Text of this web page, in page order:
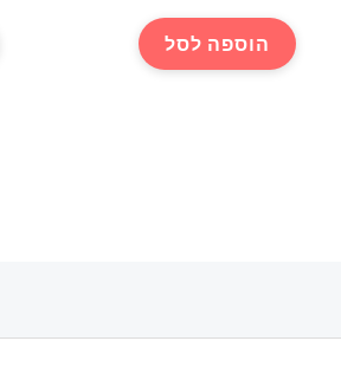
הוספה לסל